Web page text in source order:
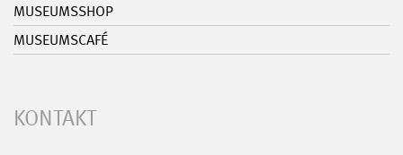
MUSEUMSSHOP
MUSEUMSCAFÉ
KONTAKT